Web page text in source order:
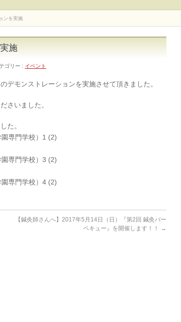
ンを実施
施
ゴリー : イベント
デモンストレーションを実施させて頂きました。
さいました。
た。
【鍼灸師さんへ】2017年5月14日（日）『第2回 鍼灸バー
ベキュー』を開催します！！
→